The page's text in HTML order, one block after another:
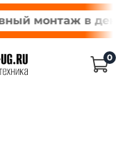
монтаж в день
0